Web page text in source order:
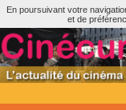
En poursuivant votre
et de